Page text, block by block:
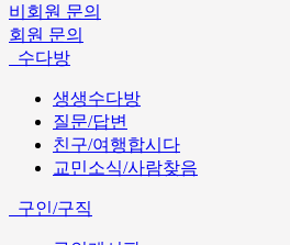
비회원 문의
회원 문의
수다방
생생수다방
질문/답변
친구/여행합시다
교민소식/사람찾음
구인/구직